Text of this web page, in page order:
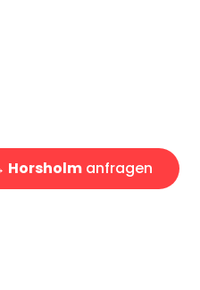
Horsholmanfragen